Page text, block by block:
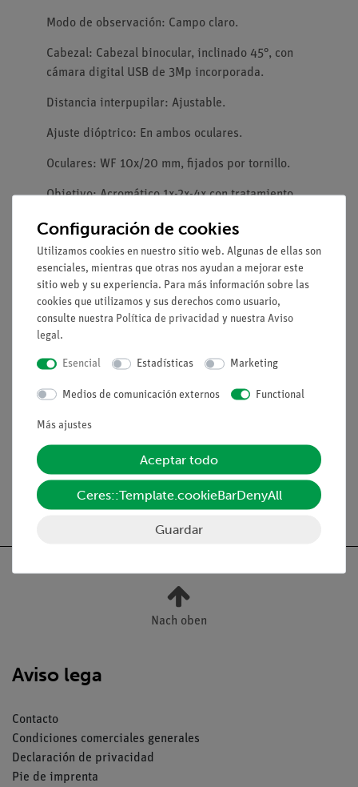
Modo de observación: Campo claro.
Cabezal: Cabezal binocular, inclinado 45°, con
cámara digital USB de 3Mp incorporada.
Distancia interpupilar: Ajustable.
Ajuste dióptrico: En ambos oculares.
Oculares: WF 10x/20 mm, fijados por tornillo.
Objetivo: Acromático 1x-2x-4x con tratamiento
Soporte: Soporte fijo de alta calidad con enfoque
y asa.
Enfoque: De cremallera controlado por un par de
pomos situados a ambos lados del soporte.
Iluminación: Incidente: LED de 1W, transmitida:
LED de 1W. Control de brillo táctil. Con baterías
multienchufe 100-240Vac/6Vdc.
Temperatura de color: 6.300 K.
Nach oben
Aviso lega
Contacto
Condiciones comerciales generales
Declaración de privacidad
Pie de imprenta
Configuración de cookies
Utilizamos cookies en nuestro sitio web. Algunas de ellas son
esenciales, mientras que otras nos ayudan a mejorar este
sitio web y su experiencia. Para más información sobre las
cookies que utilizamos y sus derechos como usuario,
consulte nuestra Política de privacidad y nuestra Aviso
legal.
Esencial Estadísticas Marketing
Medios de comunicación externos Functional
Más ajustes
Aceptar todo
Ceres::Template.cookieBarDenyAll
Guardar